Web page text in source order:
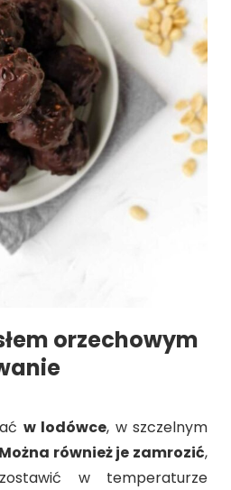
orzechowym
w lodówce, w szczelnym
Można również je zamrozić,
w temperaturze